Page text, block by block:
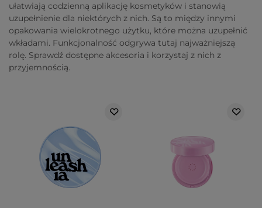
ułatwiają codzienną aplikację kosmetyków i stanowią
uzupełnienie dla niektórych z nich. Są to między innymi
opakowania wielokrotnego użytku, które można uzupełnić
wkładami. Funkcjonalność odgrywa tutaj najważniejszą
rolę. Sprawdź dostępne akcesoria i korzystaj z nich z
przyjemnością.